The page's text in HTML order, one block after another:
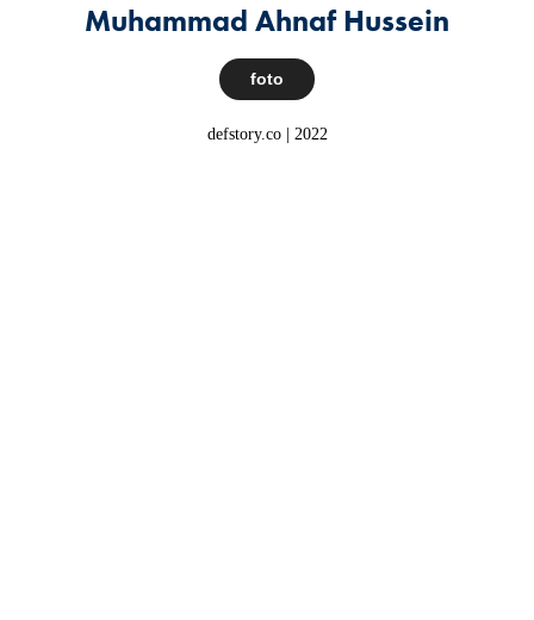
Muhammad Ahnaf Hussein
foto
defstory.co | 2022